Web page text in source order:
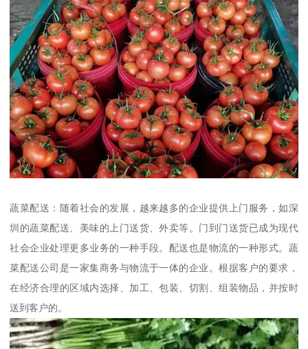
蔬菜配送：随着社会的发展，越来越多的企业提供上门服务，如深
圳的蔬菜配送、美味的上门送货、外卖等。门到门送货已成为现代
社会企业处理更多业务的一种手段。配送也是物流的一种形式。蔬
菜配送公司是一家集商务与物流于一体的企业。根据客户的要求，
在经济合理的区域内选择、加工、包装、切割、组装物品，并按时
送到客户的。